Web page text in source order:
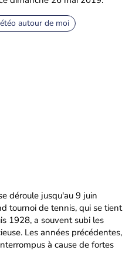
autour de moi
déroule jusqu'au 9 juin
tournoi de tennis, qui se tient
1928, a souvent subi les
Les années précédentes,
à cause de fortes